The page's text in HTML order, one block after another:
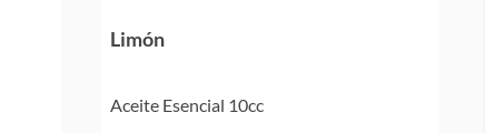
Limón
Aceite Esencial 10cc